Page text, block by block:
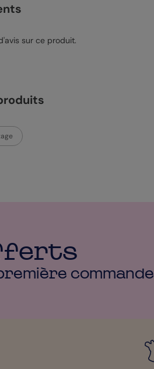
sur ce produit.
commande